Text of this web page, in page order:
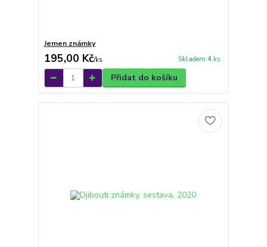
Jemen známky
195,00 Kč/ks Skladem 4 ks
Přidat do košíku